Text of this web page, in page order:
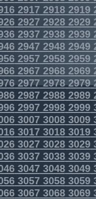
2917 29182919
2927 29282929
2937 29382939
2947 29482949
2957 29582959
2967 29682969
297729782979
298729882989
299729982999
300730083009
301730183019
302730283029
303730383039
304730483049
305730583059
306730683069